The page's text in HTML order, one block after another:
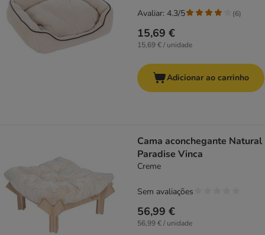
15,69 €
15,69 € / unidade
Avaliar: 4.3/5 (6)
Adicionar ao carrinho
Cama aconchegante Natural
Paradise Vinca
Creme
56,99 €
56,99 € / unidade
Sem avaliações